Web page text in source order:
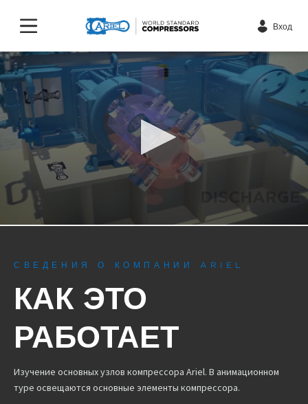
Вход
0
seconds
СВЕДЕНИЯ О КОМПАНИИ ARIEL
КАК ЭТО
РАБОТАЕТ
Изучение основных узлов компрессора Ariel. В анимационном
туре освещаются основные элементы компрессора.